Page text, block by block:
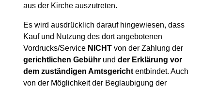
aus der Kirche auszutreten.
Es wird ausdrücklich darauf hingewiesen, dass
Kauf und Nutzung des dort angebotenen
Vordrucks/Service NICHT von der Zahlung der
gerichtlichen Gebühr und der Erklärung vor
dem zuständigen Amtsgericht entbindet. Auch
von der Möglichkeit der Beglaubigung der